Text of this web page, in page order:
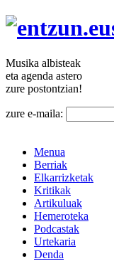
Musika albisteak
eta agenda astero
zure postontzian!
zure e-maila:
Menua
Berriak
Elkarrizketak
Kritikak
Artikuluak
Hemeroteka
Podcastak
Urtekaria
Denda